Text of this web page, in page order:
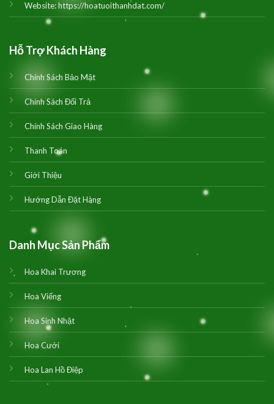
Website:https://hoatuoithanhdat.com/
Hỗ Trợ Khách Hàng
Chính Sách Bảo Mật
Chính Sách Đổi Trả
Chính Sách Giao Hàng
Thanh Toán
Giới Thiệu
Hướng Dẫn Đặt Hàng
Danh Mục Sản Phẩm
Hoa Khai Trương
Hoa Viếng
Hoa Sinh Nhật
Hoa Cưới
Hoa Lan Hồ Điệp